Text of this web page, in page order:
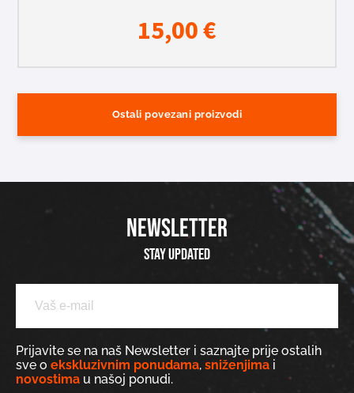
15,00€
Ostali povezani proizvodi
NEWSLETTER
Stay updated
Prijavite se na naš Newsletter i saznajte prije ostalih
sve o ekskluzivnim ponudama, sniženjima i
novostima u našoj ponudi.